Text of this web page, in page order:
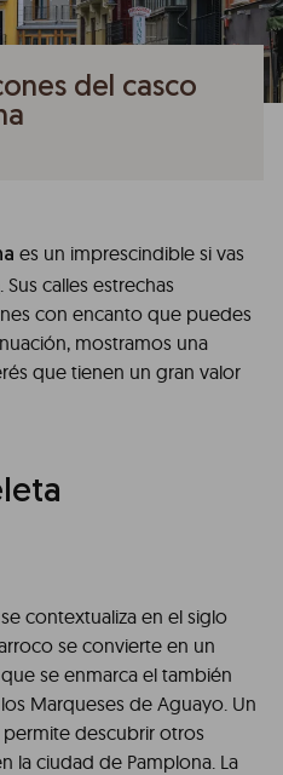
del casco
es un imprescindible si vas
. Sus calles estrechas
con encanto que puedes
mostramos una
que tienen un gran valor
contextualiza en el siglo
se convierte en un
se enmarca el también
Marqueses de Aguayo. Un
descubrir otros
la ciudad de Pamplona. La